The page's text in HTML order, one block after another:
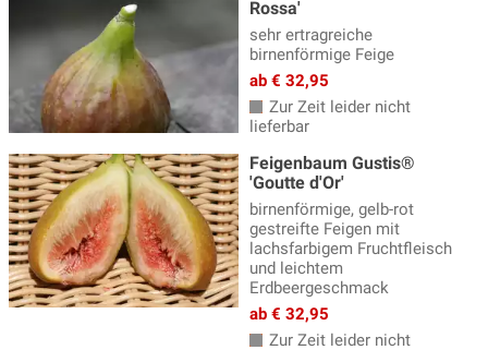
Rossa'
sehr ertragreiche
birnenförmige Feige
ab € 32,95
Zur Zeit leider nicht
lieferbar
Feigenbaum Gustis®
'Goutte d'Or'
birnenförmige, gelb-rot
gestreifte Feigen mit
lachsfarbigem Fruchtfleisch
und leichtem
Erdbeergeschmack
ab € 32,95
Zur Zeit leider nicht